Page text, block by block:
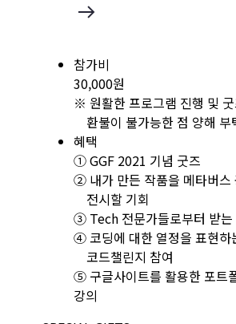
참가비
30,000원
※ 원활한 프로그램 진행 및
환불이 불가능한 점 양해 부
혜택
① GGF 2021 기념 굿즈
② 내가 만든 작품을 메타버스
전시할 기회
③ Tech 전문가들로부터 받는
④ 코딩에 대한 열정을 표현하
코드챌린지 참여
⑤ 구글사이트를 활용한 포트
강의